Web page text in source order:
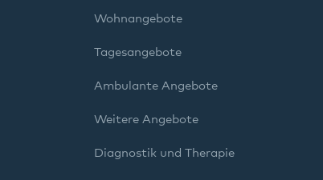
Wohnangebote
Tagesangebote
Ambulante Angebote
Weitere Angebote
Diagnostik und Therapie